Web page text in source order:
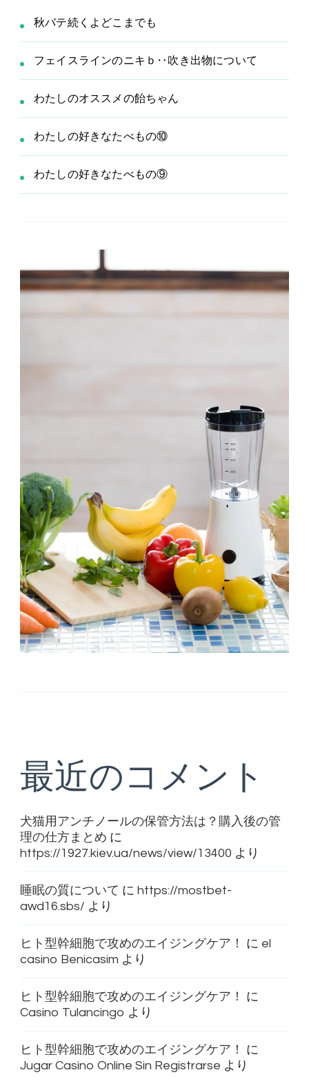
秋バテ続くよどこまでも
フェイスラインのニキｂ‥吹き出物について
わたしのオススメの飴ちゃん
わたしの好きなたべもの⑩
わたしの好きなたべもの⑨
最近のコメント
犬猫用アンチノールの保管方法は？購入後の管
理の仕方まとめ に
https://1927.kiev.ua/news/view/13400 より
睡眠の質について に https://mostbet-
awd16.sbs/ より
ヒト型幹細胞で攻めのエイジングケア！ に el
casino Benicasim より
ヒト型幹細胞で攻めのエイジングケア！
に
Casino Tulancingo より
ヒト型幹細胞で攻めのエイジングケア！
に
Jugar Casino Online Sin Registrarse より